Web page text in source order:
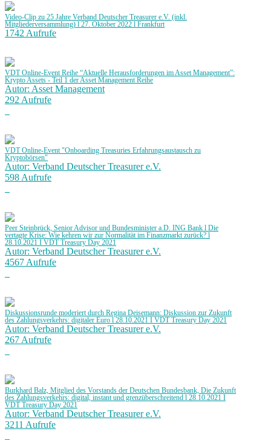
Video-Clip zu 25 Jahre Verband Deutscher Treasurer e.V. (inkl.
Mitgliederversammlung) l 27. Oktober 2022 l Frankfurt
1742 Aufrufe
VDT Online-Event Reihe “Aktuelle Herausforderungen im Asset Management”:
Krypto Assets - Teil 1 der Asset Management Reihe
Autor: Asset Management
292 Aufrufe
VDT Online-Event "Onboarding Treasuries Erfahrungsaustausch zu
Kryptobörsen"
Autor: Verband Deutscher Treasurer e.V.
598 Aufrufe
Peer Steinbrück, Senior Advisor und Bundesminister a.D. ING Bank l Die
vertagte Krise: Wie kehren wir zur Normalität im Finanzmarkt zurück? l
28.10.2021 I VDT Treasury Day 2021
Autor: Verband Deutscher Treasurer e.V.
4567 Aufrufe
Diskussionsrunde moderiert durch Regina Deisemann: Diskussion zur Zukunft
des Zahlungsverkehrs: digitaler Euro l 28.10.2021 I VDT Treasury Day 2021
Autor: Verband Deutscher Treasurer e.V.
267 Aufrufe
Burkhard Balz, Mitglied des Vorstands der Deutschen Bundesbank, Die Zukunft
des Zahlungsverkehrs: digital, instant und grenzüberschreitend l 28.10.2021 I
VDT Treasury Day 2021
Autor: Verband Deutscher Treasurer e.V.
3211 Aufrufe